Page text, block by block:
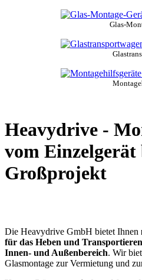
Glas-
Heavydrive -
vom Einzelgerät
Großprojekt
Die Heavydrive GmbH bietet Ihnen
für das Heben und
Innen- und Außenbereich. Wir
Glasmontage zur Vermietung und